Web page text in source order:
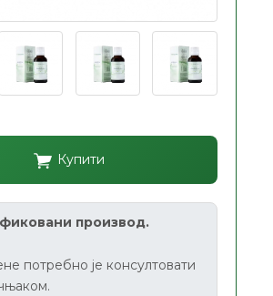
Купити
производ.
потребно је консултовати